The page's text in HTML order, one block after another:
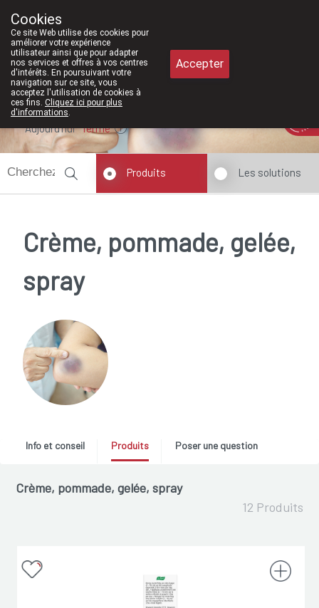
Aujourd'hui fermé
Produits Les solutions
Crème, pommade, gelée,
spray
Info et conseil Produits Poser une question
Crème, pommade, gelée, spray
12 Produits
Cookies
Ce site Web utilise des cookies pour
améliorer votre expérience
utilisateur ainsi que pour adapter
nos services et offres à vos centres
d'intérêts. En poursuivant votre
navigation sur ce site, vous
acceptez l'utilisation de cookies à
ces fins. Cliquez ici pour plus
d'informations.
Accepter